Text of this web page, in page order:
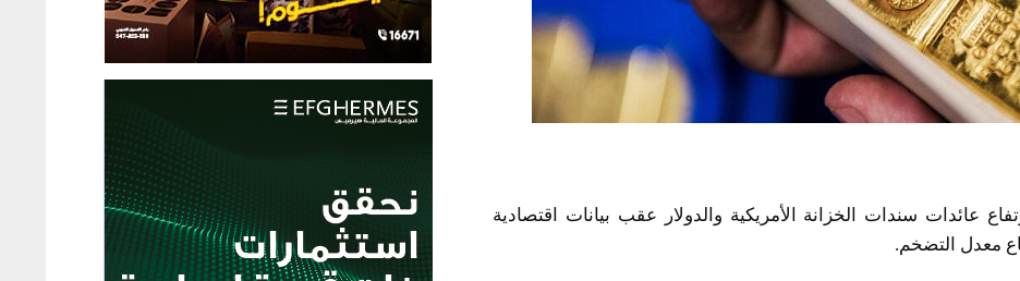
عائدات سندات الخزانة الأمريكية والدولار عقب بيانات اقتصادية
معدل التضخم.